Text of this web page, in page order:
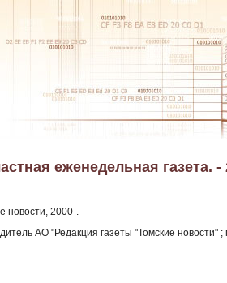
еженедельная газета.
новости, 2000-.
АО "Редакция газеты "Томские новости"